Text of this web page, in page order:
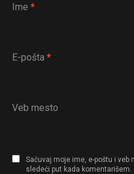
Ime *
E-pošta *
Veb mesto
Sačuvaj moje ime, e-poštu i veb
sledeći put kada komentarišem.